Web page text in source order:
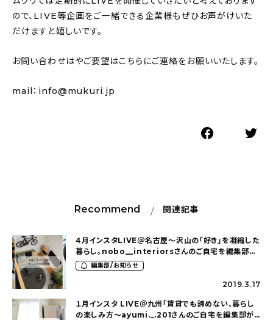
ので、LIVE等企画をご一緒できる企業様もぜひお声がけいた
だけますと嬉しいです。
お問い合わせはやご要望はこちらにご連絡をお願いいたします。
mail：info@mukuri.jp
Recommend 関連記事
４月インスタLIVE＠名古屋〜沢山の「好き」を凝縮した
暮らし。nobo__interiorsさんのご自宅を編集部が
探索！〜編集部/お知らせ
2019.3.17
１月インスタ LIVE＠九州「賃貸でも諦めない、暮らし
の楽しみ方〜ayumi._.201さんのご自宅を編集部が